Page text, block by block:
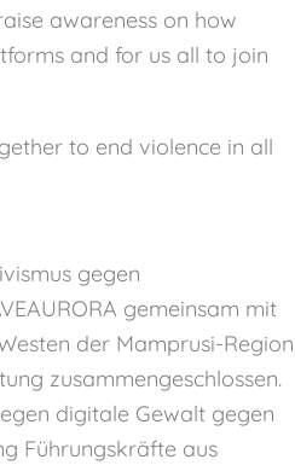
awareness on how
and for us all to join
to end violence in all
gegen
gemeinsam mit
der Mamprusi-Region
zusammengeschlossen.
digitale Gewalt gegen
Führungskräfte aus